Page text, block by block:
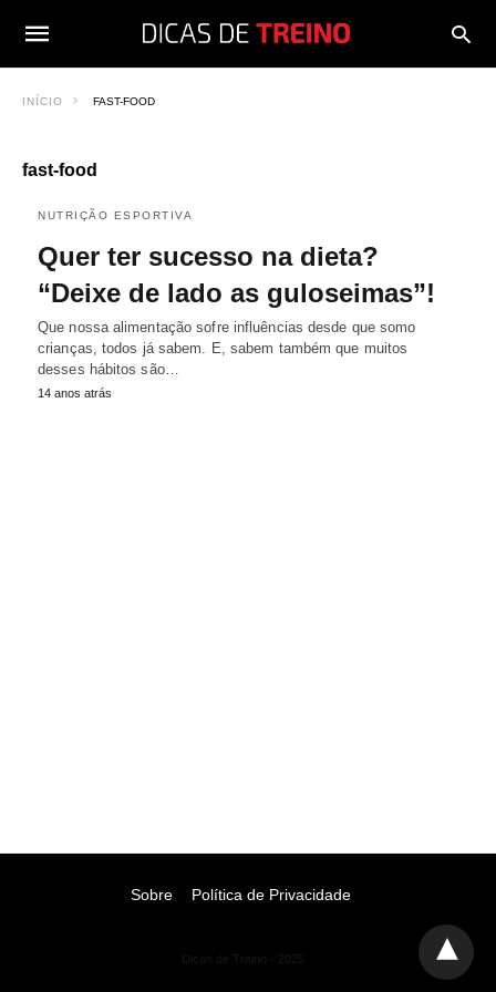
INÍCIO FAST-FOOD
fast-food
NUTRIÇÃO ESPORTIVA
Quer ter sucesso na dieta?
“Deixe de lado as guloseimas”!
Que nossa alimentação sofre influências desde que somo
crianças, todos já sabem. E, sabem também que muitos
desses hábitos são…
14 anos atrás
Sobre Política de Privacidade
Dicas de Treino - 2025